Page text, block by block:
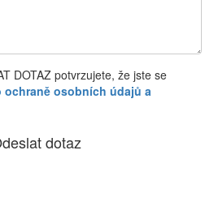
DOTAZ potvrzujete, že jste se
ochraně osobních údajů a
dotaz